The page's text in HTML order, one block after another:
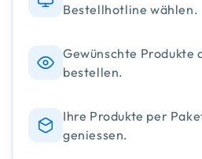
Bestellhotline wählen.
Gewünschte Produkte
bestellen.
Ihre Produkte per
geniessen.